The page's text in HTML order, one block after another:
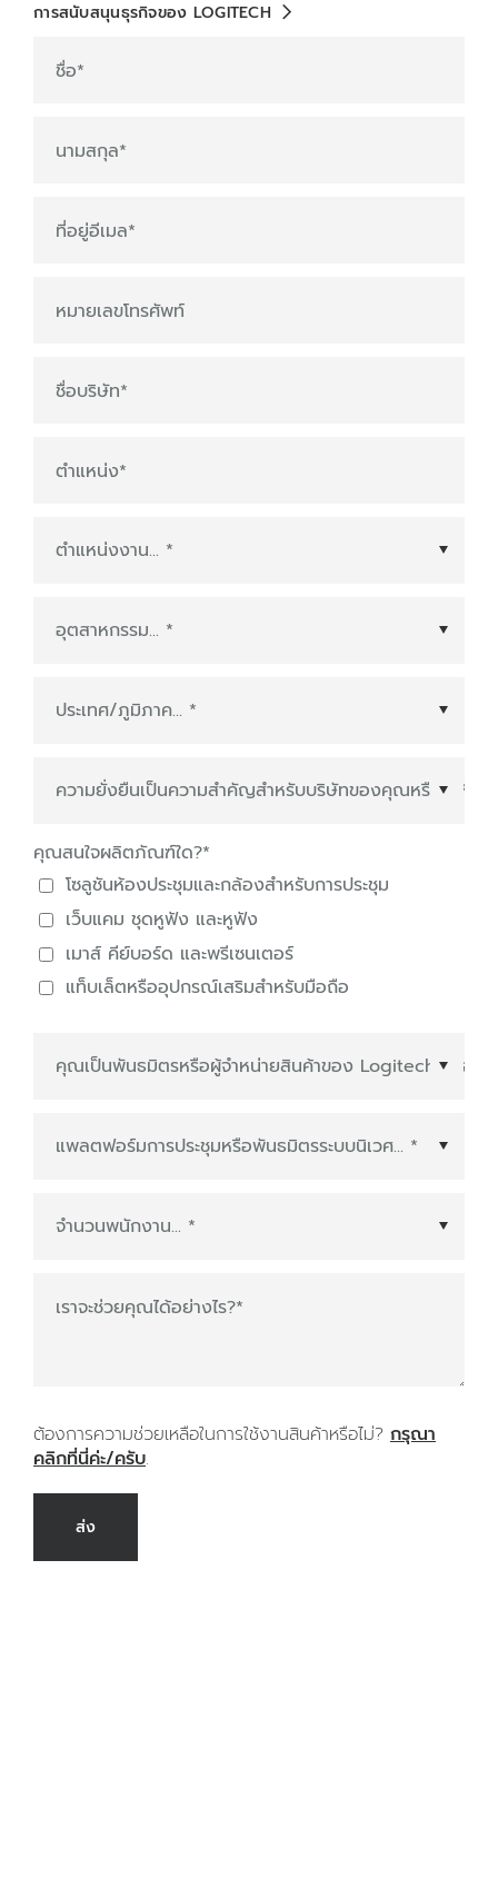
การสนับสนุนธุรกิจของ LOGITECH
ชื่อ*
นามสกุล*
ที่อยู่อีเมล*
หมายเลขโทรศัพท์
ชื่อบริษัท*
ตำแหน่ง*
ประเทศ/ภูมิภาค
คุณสนใจผลิตภัณฑ์ใด?*
โซลูชันห้องประชุมและกล้องสำหรับการประชุม
เว็บแคม ชุดหูฟัง และหูฟัง
เมาส์ คีย์บอร์ด และพรีเซนเตอร์
แท็บเล็ตหรืออุปกรณ์เสริมสำหรับมือถือ
แพลตฟอร์มการประชุมหรือพันธมิตรระบบนิเวศ
เราจะช่วยคุณได้อย่างไร?*
ต้องการความช่วยเหลือในการใช้งานสินค้าหรือไม่? กรุณา
คลิกที่นี่ค่ะ/ครับ.
ส่ง